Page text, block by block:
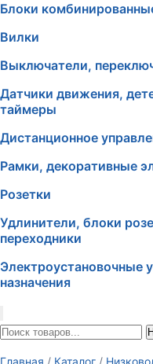
Блоки
Вилки
Выключатели,
Датчики движения,
таймеры
Дистанционное
Рамки, декоративные
Розетки
Удлинители, блоки
переходники
Электроустановочные
назначения
Главная / Каталог /